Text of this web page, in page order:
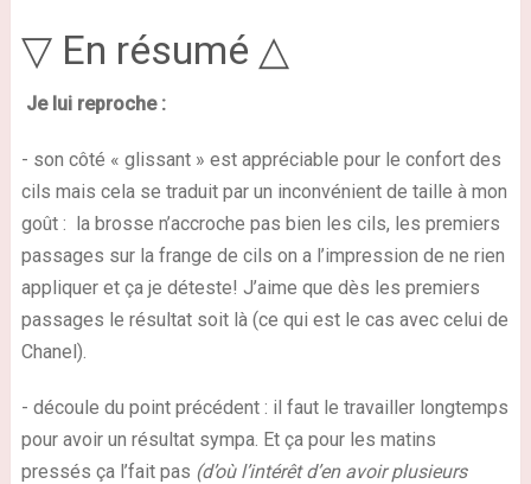
▽ En résumé △
Je lui reproche :
- son côté « glissant » est appréciable pour le confort des
cils mais cela se traduit par un inconvénient de taille à mon
goût : la brosse n’accroche pas bien les cils, les premiers
passages sur la frange de cils on a l’impression de ne rien
appliquer et ça je déteste! J’aime que dès les premiers
passages le résultat soit là (ce qui est le cas avec celui de
Chanel).
- découle du point précédent : il faut le travailler longtemps
pour avoir un résultat sympa. Et ça pour les matins
pressés ça l’fait pas (d’où l’intérêt d’en avoir plusieurs